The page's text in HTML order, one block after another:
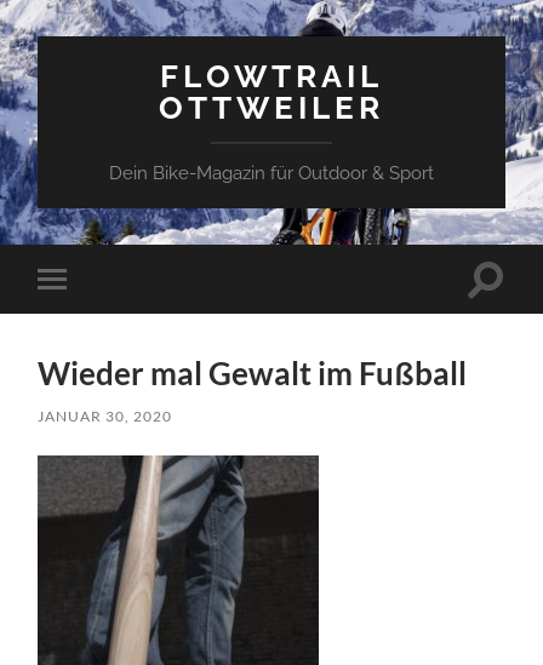
FLOWTRAIL
OTTWEILER
Dein Bike-Magazin für Outdoor & Sport
Toggle
mobile
Toggle
Wieder mal Gewalt im Fußball
JANUAR 30, 2020